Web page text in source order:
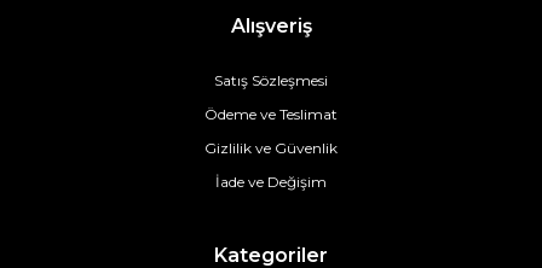
Alışveriş
Satış Sözleşmesi
Ödeme ve Teslimat
Gizlilik ve Güvenlik
İade ve Değişim
Kategoriler